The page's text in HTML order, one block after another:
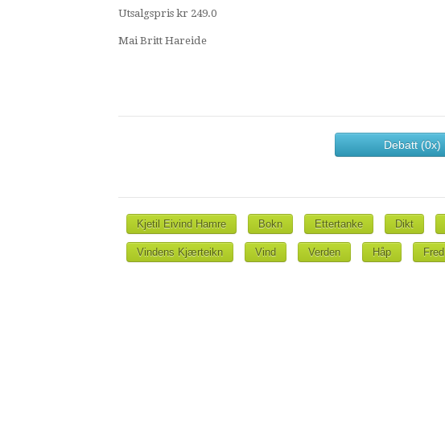
Utsalgspris kr 249.0
Mai Britt Hareide
Debatt (0x)
Kjetil Eivind Hamre Bokn Ettertanke Dikt
Vindens Kjærteikn Vind Verden Håp Fred